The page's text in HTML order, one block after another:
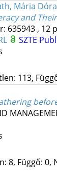
Mária Dóra
and
635943 , 12
SZTE
113,
8, Függő: 0,